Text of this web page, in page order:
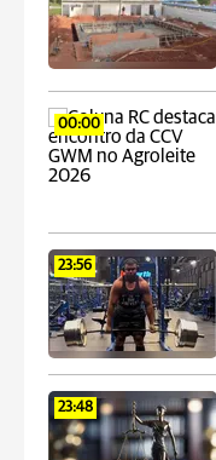
00:00
23:56
23:48